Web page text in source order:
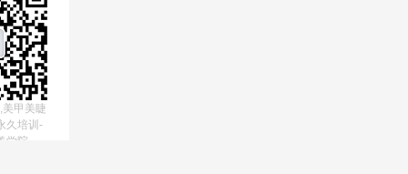
甲美睫
久培训-
学院